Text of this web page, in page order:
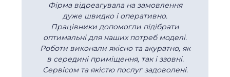
Фірма відреагувала на замовлення
дуже швидко і оперативно.
Працівники допомогли підібрати
оптимальні для наших потреб моделі.
Роботи виконали якісно та акуратно, як
в середині приміщення, так і ззовні.
Сервісом та якістю послуг задоволені.